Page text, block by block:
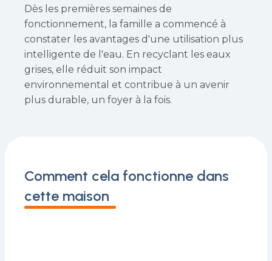
Dès les premières semaines de
fonctionnement, la famille a commencé à
constater les avantages d'une utilisation plus
intelligente de l'eau. En recyclant les eaux
grises, elle réduit son impact
environnemental et contribue à un avenir
plus durable, un foyer à la fois.
Comment cela fonctionne dans
cette maison